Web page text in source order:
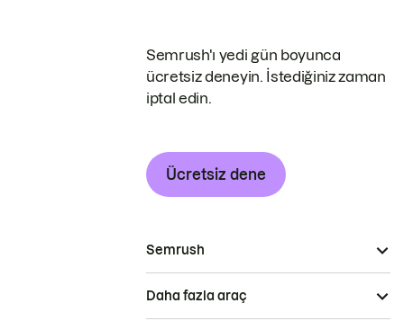
Semrush'ı yedi gün boyunca
ücretsiz deneyin. İstediğiniz zaman
iptal edin.
Ücretsiz dene
Semrush
Daha fazla araç